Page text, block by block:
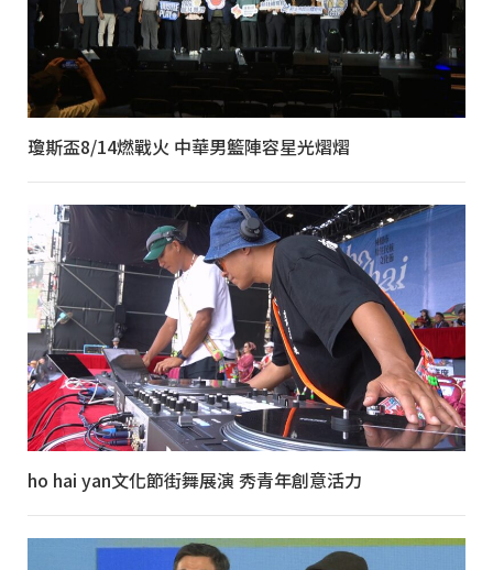
瓊斯盃8/14燃戰火 中華男籃陣容星光熠熠
ho hai yan文化節街舞展演 秀青年創意活力